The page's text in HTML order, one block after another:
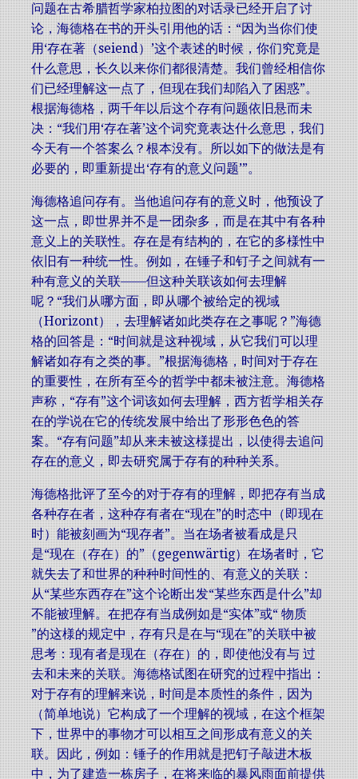
问题在古希腊哲学家柏拉图的对话录已经开启了讨
论，海德格在书的开头引用他的话：“因为当你们使
用‘存在著（seiend）’这个表述的时候，你们究竟是
什么意思，长久以来你们都很清楚。我们曾经相信你
们已经理解这一点了，但现在我们却陷入了困惑”。
根据海德格，两千年以后这个存有问题依旧悬而未
决：“我们用‘存在著’这个词究竟表达什么意思，我们
今天有一个答案么？根本没有。所以如下的做法是有
必要的，即重新提出‘存有的意义问题’”。
海德格追问存有。当他追问存有的意义时，他预设了
这一点，即世界并不是一团杂多，而是在其中有各种
意义上的关联性。存在是有结构的，在它的多様性中
依旧有一种统一性。例如，在锤子和钉子之间就有一
种有意义的关联——但这种关联该如何去理解
呢？“我们从哪方面，即从哪个被给定的视域
（Horizont），去理解诸如此类存在之事呢？”海德
格的回答是：“时间就是这种视域，从它我们可以理
解诸如存有之类的事。”根据海德格，时间对于存在
的重要性，在所有至今的哲学中都未被注意。海德格
声称，“存有”这个词该如何去理解，西方哲学相关存
在的学说在它的传统发展中给出了形形色色的答
案。“存有问题”却从来未被这様提出，以使得去追问
存在的意义，即去研究属于存有的种种关系。
海德格批评了至今的对于存有的理解，即把存有当成
各种存在者，这种存有者在“现在”的时态中（即现在
时）能被刻画为“现存者”。当在场者被看成是只
是“现在（存在）的”（gegenwärtig）在场者时，它
就失去了和世界的种种时间性的、有意义的关联：
从“某些东西存在”这个论断出发“某些东西是什么”却
不能被理解。在把存有当成例如是“实体”或“ 物质
”的这様的规定中，存有只是在与“现在”的关联中被
思考：现有者是现在（存在）的，即使他没有与 过
去和未来的关联。海德格试图在研究的过程中指出：
对于存有的理解来说，时间是本质性的条件，因为
（简单地说）它构成了一个理解的视域，在这个框架
下，世界中的事物才可以相互之间形成有意义的关
联。因此，例如：锤子的作用就是把钉子敲进木板
中，为了建造一栋房子，在将来临的暴风雨面前提供